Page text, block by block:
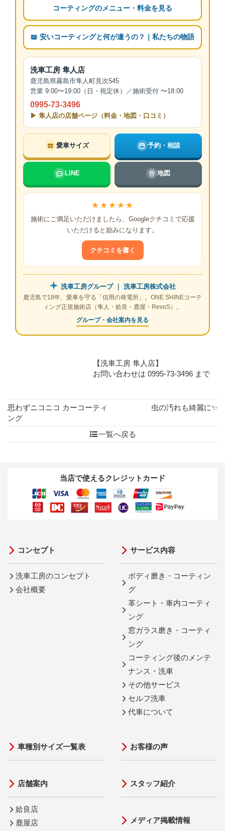
コーティングのメニュー・料金を見る
📖 安いコーティングと何が違うの？｜私たちの物語
洗車工房 隼人店
鹿児島県霧島市隼人町見次545
営業 9:00〜19:00（日・祝定休）／施術受付 〜18:00
0995-73-3496
▶ 隼人店の店舗ページ（料金・地図・口コミ）
愛車サイズ 予約・相談
LINE 地図
★★★★★
施術にご満足いただけましたら、Googleクチコミで応援
いただけると励みになります。
クチコミを書く
洗車工房グループ ｜ 洗車工房株式会社
鹿児島で18年、愛車を守る「信用の発電所」。ONE SHINEコーテ
ィング正規施術店（隼人・姶良・鹿屋・RevoS）。
グループ・会社案内を見る
【洗車工房 隼人店】
お問い合わせは 0995-73-3496 まで
思わずニコニコ カーコーティ
ング
虫の汚れも綺麗に✨
一覧へ戻る
当店で使えるクレジットカード
コンセプト
洗車工房のコンセプト
会社概要
サービス内容
ボディ磨き・コーティン
グ
革シート・車内コーティ
ング
窓ガラス磨き・コーティ
ング
コーティング後のメンテ
ナンス・洗車
その他サービス
セルフ洗車
代車について
車種別サイズ一覧表
店舗案内
姶良店
鹿屋店
お客様の声
スタッフ紹介
メディア掲載情報